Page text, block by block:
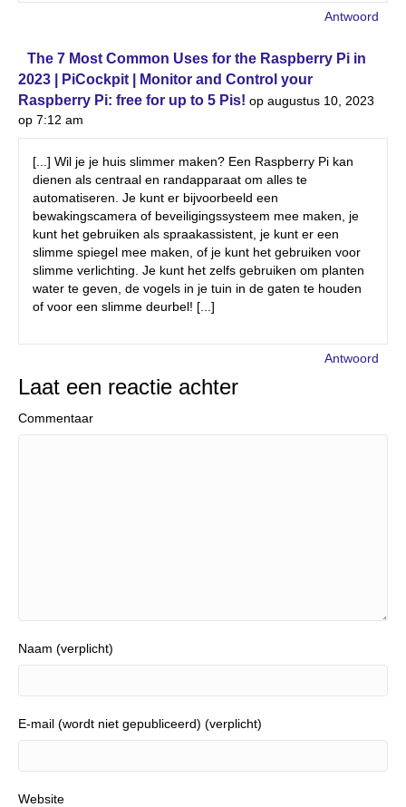
Antwoord
The 7 Most Common Uses for the Raspberry Pi in
2023 | PiCockpit | Monitor and Control your
Raspberry Pi: free for up to 5 Pis! op augustus 10, 2023
op 7:12 am
[...] Wil je je huis slimmer maken? Een Raspberry Pi kan
dienen als centraal en randapparaat om alles te
automatiseren. Je kunt er bijvoorbeeld een
bewakingscamera of beveiligingssysteem mee maken, je
kunt het gebruiken als spraakassistent, je kunt er een
slimme spiegel mee maken, of je kunt het gebruiken voor
slimme verlichting. Je kunt het zelfs gebruiken om planten
water te geven, de vogels in je tuin in de gaten te houden
of voor een slimme deurbel! [...]
Antwoord
Laat een reactie achter
Commentaar
Naam (verplicht)
E-mail (wordt niet gepubliceerd) (verplicht)
Website